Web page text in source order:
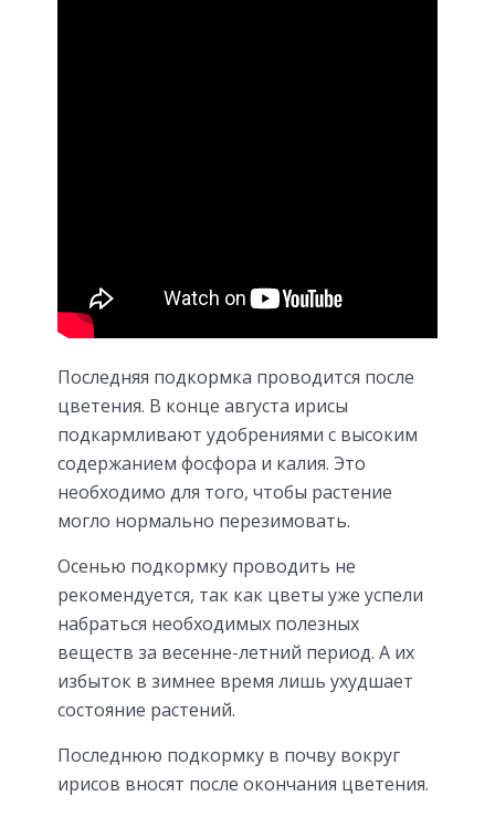
Последняя подкормка проводится после
цветения. В конце августа ирисы
подкармливают удобрениями с высоким
содержанием фосфора и калия. Это
необходимо для того, чтобы растение
могло нормально перезимовать.
Осенью подкормку проводить не
рекомендуется, так как цветы уже успели
набраться необходимых полезных
веществ за весенне-летний период. А их
избыток в зимнее время лишь ухудшает
состояние растений.
Последнюю подкормку в почву вокруг
ирисов вносят после окончания цветения.